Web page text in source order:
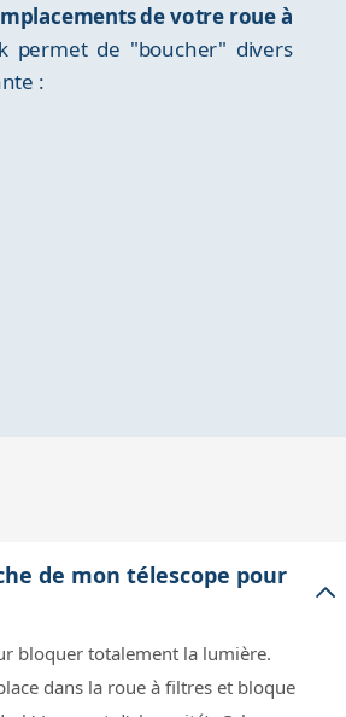
de votre roue à
permet de "boucher" divers
:
de mon télescope pour
bloquer totalement la lumière.
dans la roue à filtres et bloque